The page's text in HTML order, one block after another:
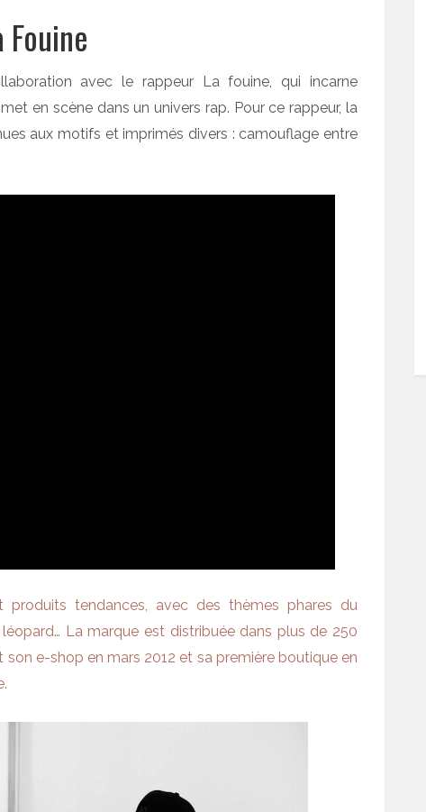
avec le rappeur La fouine, qui incarne
en scène dans un univers rap. Pour ce rappeur, la
aux motifs et imprimés divers : camouflage entre
tendances, avec des thèmes phares du
La marque est distribuée dans plus de 250
son e-shop en mars 2012 et sa première boutique en